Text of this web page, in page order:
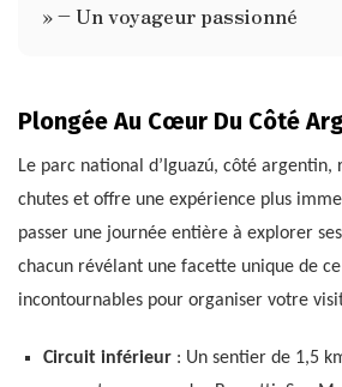
» – Un voyageur passionné
Plongée Au Cœur Du Côté
Le parc national d’Iguazú, côté argentin,
chutes et offre une expérience plus
passer une journée entière à explorer
chacun révélant une facette unique de
incontournables pour organiser votre
Circuit inférieur: Un sentier de 1,5